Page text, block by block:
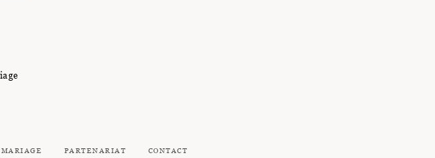
PARTENARIAT CONTACT